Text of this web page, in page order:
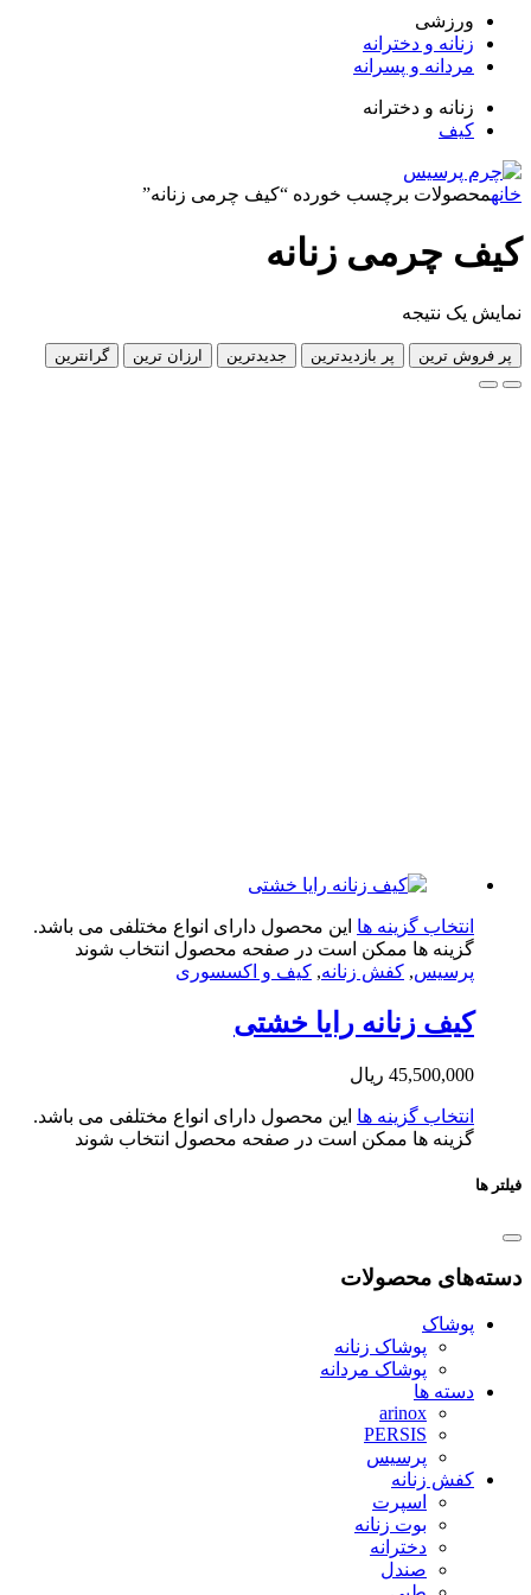
و دخترانه
و پسرانه
و دخترانه
برچسب خورده “کیف چرمی زنانه”
زنانه
نتیجه
ترین پر بازدیدترین جدیدترین ارزان ترین گرانترین
گزینه ها این محصول دارای انواع مختلفی می باشد.
ها ممکن است در صفحه محصول انتخاب شوند
کفش زنانه,کیف و اکسسوری
زنانه رایا خشتی
ریال
گزینه ها این محصول دارای انواع مختلفی می باشد.
ها ممکن است در صفحه محصول انتخاب شوند
محصولات
پوشاک زنانه
پوشاک مردانه
ها
PERSIS
پرسیس
زنانه
اسپرت
بوت زنانه
دخترانه